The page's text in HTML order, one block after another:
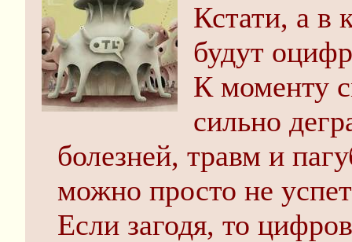
Кстати, а в
будут
К моменту
сильно
болезней, травм и
можно просто не
Если загодя, то